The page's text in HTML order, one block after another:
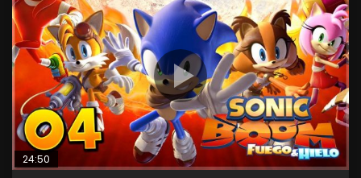
24:50